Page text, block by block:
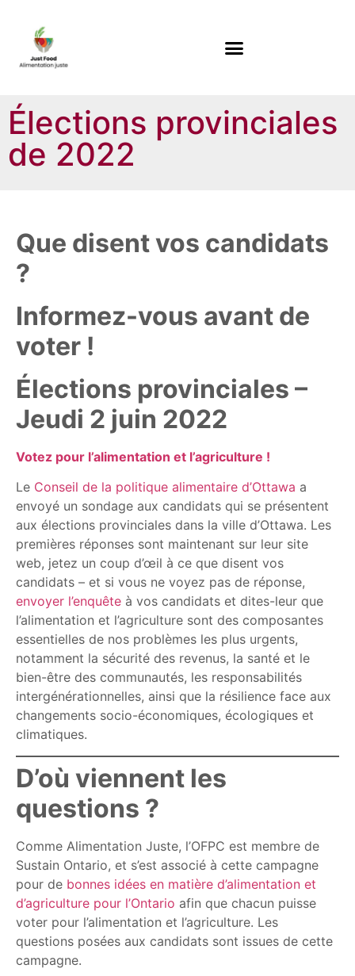
Élections provinciales
de 2022
Que disent vos candidats
?
Informez-vous avant de
voter !
Élections provinciales –
Jeudi 2 juin 2022
Votez pour l’alimentation et l’agriculture !
Le Conseil de la politique alimentaire d’Ottawa a
envoyé un sondage aux candidats qui se présentent
aux élections provinciales dans la ville d’Ottawa. Les
premières réponses sont maintenant sur leur site
web, jetez un coup d’œil à ce que disent vos
candidats – et si vous ne voyez pas de réponse,
envoyer l’enquête à vos candidats et dites-leur que
l’alimentation et l’agriculture sont des composantes
essentielles de nos problèmes les plus urgents,
notamment la sécurité des revenus, la santé et le
bien-être des communautés, les responsabilités
intergénérationnelles, ainsi que la résilience face aux
changements socio-économiques, écologiques et
climatiques.
D’où viennent les
questions ?
Comme Alimentation Juste, l’OFPC est membre de
Sustain Ontario, et s’est associé à cette campagne
pour de bonnes idées en matière d’alimentation et
d’agriculture pour l’Ontario afin que chacun puisse
voter pour l’alimentation et l’agriculture. Les
questions posées aux candidats sont issues de cette
campagne.